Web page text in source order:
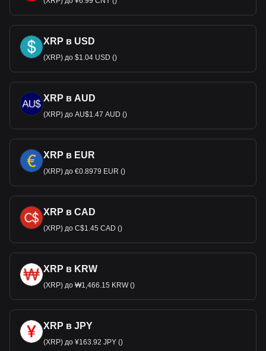
XRP в USD
(XRP) до $1.04 USD ()
XRP в AUD
(XRP) до AU$1.47 AUD ()
XRP в EUR
(XRP) до €0.8979 EUR ()
XRP в CAD
(XRP) до C$1.45 CAD ()
XRP в KRW
(XRP) до ₩1,466.15 KRW ()
XRP в JPY
(XRP) до ¥163.92 JPY ()